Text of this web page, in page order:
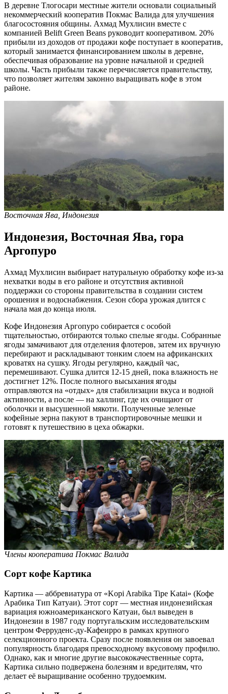
В деревне Тлогосари местные жители основали социальный
некоммерческий кооператив Покмас Валида для улучшения
благосостояния общины. Ахмад Мухлисин вместе с
компанией Belift Green Beans руководит кооперативом. 20%
прибыли из доходов от продажи кофе поступает в кооператив,
который занимается финансированием школы в деревне,
обеспечивая образование на уровне начальной и средней
школы. Часть прибыли также перечисляется правительству,
что позволяет жителям законно выращивать кофе в этом
районе.
Восточная Ява, Индонезия
Индонезия, Восточная Ява, гора
Аргопуро
Ахмад Мухлисин выбирает натуральную обработку кофе из-за
нехватки воды в его районе и отсутствия активной
поддержки со стороны правительства в создании систем
орошения и водоснабжения. Сезон сбора урожая длится с
начала мая до конца июля.
Кофе Индонезия Аргопуро собирается с особой
тщательностью, отбираются только спелые ягоды. Собранные
ягоды замачивают для отделения флотеров, затем их вручную
перебирают и раскладывают тонким слоем на африканских
кроватях на сушку. Ягоды регулярно, каждый час,
перемешивают. Сушка длится 12-15 дней, пока влажность не
достигнет 12%. После полного высыхания ягоды
отправляются на «отдых» для стабилизации вкуса и водной
активности, а после — на халлинг, где их очищают от
оболочки и высушенной мякоти. Полученные зеленые
кофейные зерна пакуют в транспортировочные мешки и
готовят к путешествию в цеха обжарки.
Члены кооператива Покмас Валида
Сорт кофе Картика
Картика — аббревиатура от «Kopi Arabika Tipe Katai» (Кофе
Арабика Тип Катуаи). Этот сорт — местная индонезийская
вариация южноамериканского Катуаи, был выведен в
Индонезии в 1987 году португальским исследовательским
центром Ферруденс-ду-Кафеирро в рамках крупного
селекционного проекта. Сразу после появления он завоевал
популярность благодаря превосходному вкусовому профилю.
Однако, как и многие другие высококачественные сорта,
Картика сильно подвержена болезням и вредителям, что
делает её выращивание особенно трудоемким.